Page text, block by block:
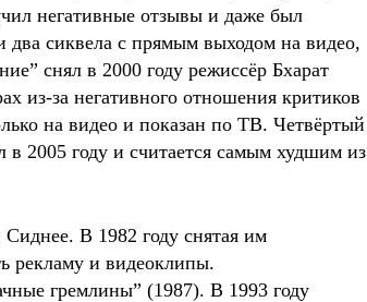
негативные отзывы и даже был
два сиквела с прямым выходом на видео,
снял в 2000 году режиссёр Бхарат
из-за негативного отношения критиков
на видео и показан по ТВ. Четвёртый
2005 году и считается самым худшим из
В 1982 году снятая им
рекламу и видеоклипы.
гремлины” (1987). В 1993 году